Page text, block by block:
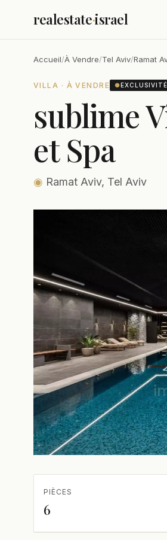
realestate·israel
Accueil/À Vendre/Tel Aviv/Ramat
VILLA · À VENDRE ●EXCLUSIVITÉ
sublime
et Spa
◉ Ramat Aviv, Tel Aviv
PIÈCES
6